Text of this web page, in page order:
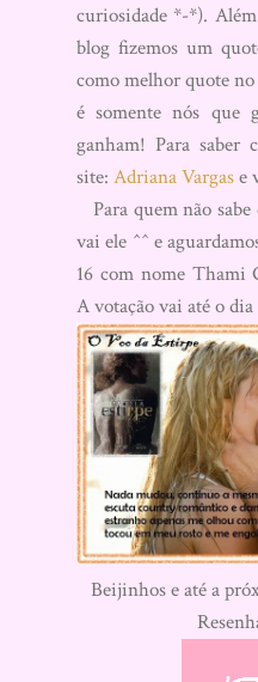
curiosidade *-*).
blog fizemos um
como melhor quote
é somente nós que
ganham! Para saber
site: Adriana Vargase
Para quem não
vai ele ^^ e
16 com nome Thami
A votação vai até o
Beijinhos e até a